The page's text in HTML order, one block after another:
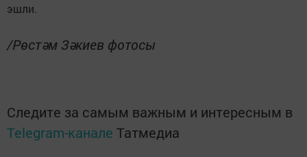
эшли.
/Рөстәм Зәкиев фотосы
Следите за самым важным и интересным в
Telegram-канале Татмедиа